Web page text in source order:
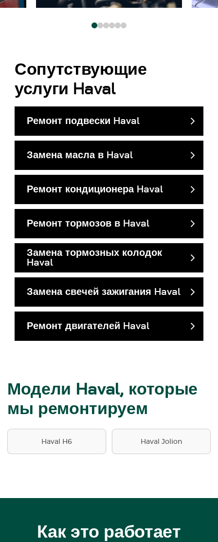
Сопутствующие
услуги Haval
Ремонт подвески Haval
Замена масла в Haval
Ремонт кондиционера Haval
Ремонт тормозов в Haval
Замена тормозных колодок
Haval
Замена свечей зажигания Haval
Ремонт двигателей Haval
Модели Haval, которые
мы ремонтируем
Haval H6 Haval Jolion
Как это работает